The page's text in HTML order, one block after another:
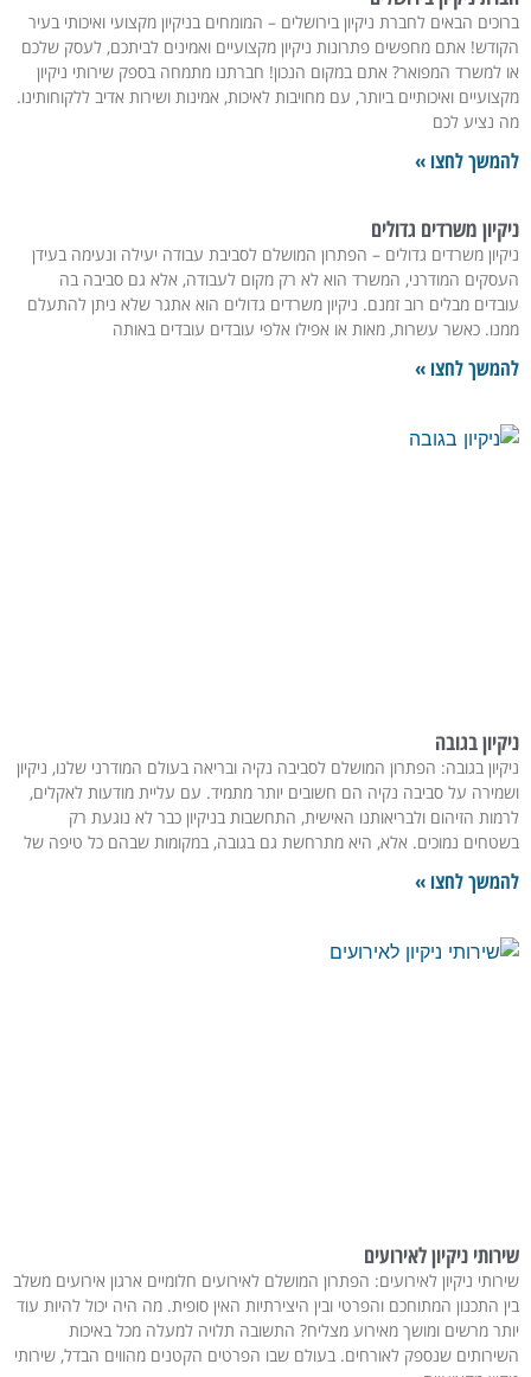
הבאים לחברת ניקיון בירושלים – המומחים בניקיון מקצועי ואיכותי בעיר
אתם מחפשים פתרונות ניקיון מקצועיים ואמינים לביתכם, לעסק שלכם
למשרד המפואר? אתם במקום הנכון! חברתנו מתמחה בספק שירותי ניקיון
ואיכותיים ביותר, עם מחויבות לאיכות, אמינות ושירות אדיב ללקוחותינו.
נציע לכם
לחצו »
משרדים גדולים
משרדים גדולים – הפתרון המושלם לסביבת עבודה יעילה ונעימה בעידן
המודרני, המשרד הוא לא רק מקום לעבודה, אלא גם סביבה בה
מבלים רוב זמנם. ניקיון משרדים גדולים הוא אתגר שלא ניתן להתעלם
כאשר עשרות, מאות או אפילו אלפי עובדים עובדים באותה
לחצו »
בגובה
בגובה: הפתרון המושלם לסביבה נקיה ובריאה בעולם המודרני שלנו, ניקיון
על סביבה נקיה הם חשובים יותר מתמיד. עם עליית מודעות לאקלים,
הזיהום ולבריאותנו האישית, התחשבות בניקיון כבר לא נוגעת רק
נמוכים. אלא, היא מתרחשת גם בגובה, במקומות שבהם כל טיפה של
לחצו »
ניקיון לאירועים
ניקיון לאירועים: הפתרון המושלם לאירועים חלומיים ארגון אירועים משלב
התכנון המתוחכם והפרטי ובין היצירתיות האין סופית. מה היה יכול להיות עוד
מרשים ומושך מאירוע מצליח? התשובה תלויה למעלה מכל באיכות
שנספק לאורחים. בעולם שבו הפרטים הקטנים מהווים הבדל, שירותי